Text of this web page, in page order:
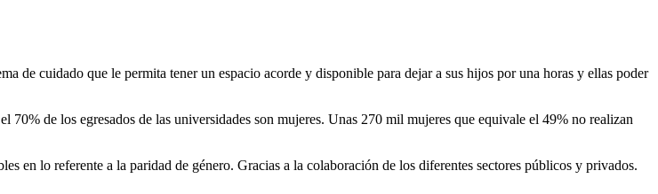
de cuidado que le permita tener un espacio acorde y disponible para dejar a sus hijos por una horas y ellas poder
de los egresados de las universidades son mujeres. Unas 270 mil mujeres que equivale el 49% no realizan
en lo referente a la paridad de género. Gracias a la colaboración de los diferentes sectores públicos y privados.